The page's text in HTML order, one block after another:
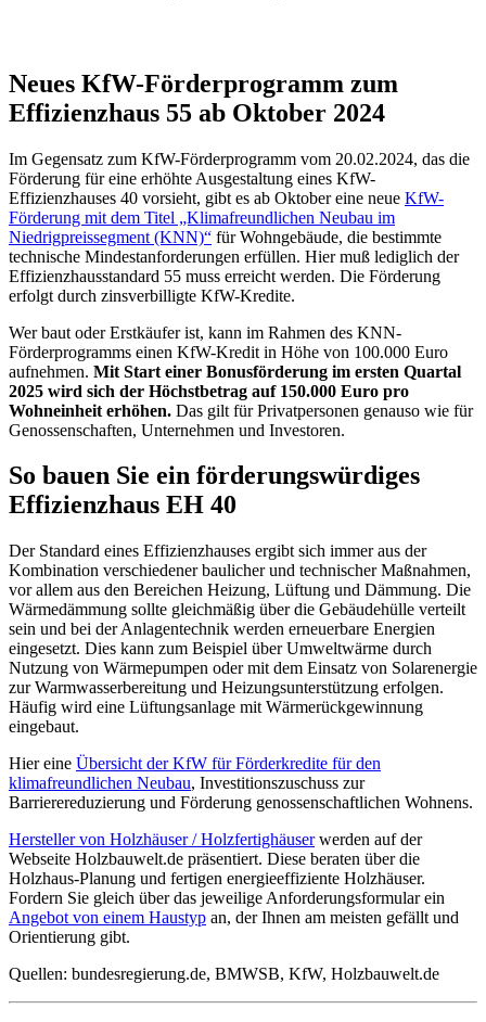
Neues KfW-Förderprogramm zum
Effizienzhaus 55 ab Oktober 2024
Im Gegensatz zum KfW-Förderprogramm vom 20.02.2024, das die
Förderung für eine erhöhte Ausgestaltung eines KfW-
Effizienzhauses 40 vorsieht, gibt es ab Oktober eine neue KfW-
Förderung mit dem Titel „Klimafreundlichen Neubau im
Niedrigpreissegment (KNN)“ für Wohngebäude, die bestimmte
technische Mindestanforderungen erfüllen. Hier muß lediglich der
Effizienzhausstandard 55 muss erreicht werden. Die Förderung
erfolgt durch zinsverbilligte KfW-Kredite.
Wer baut oder Erstkäufer ist, kann im Rahmen des KNN-
Förderprogramms einen KfW-Kredit in Höhe von 100.000 Euro
aufnehmen. Mit Start einer Bonusförderung im ersten Quartal
2025 wird sich der Höchstbetrag auf 150.000 Euro pro
Wohneinheit erhöhen. Das gilt für Privatpersonen genauso wie für
Genossenschaften, Unternehmen und Investoren.
So bauen Sie ein förderungswürdiges
Effizienzhaus EH 40
Der Standard eines Effizienzhauses ergibt sich immer aus der
Kombination verschiedener baulicher und technischer Maßnahmen,
vor allem aus den Bereichen Heizung, Lüftung und Dämmung. Die
Wärmedämmung sollte gleichmäßig über die Gebäudehülle verteilt
sein und bei der Anlagentechnik werden erneuerbare Energien
eingesetzt. Dies kann zum Beispiel über Umweltwärme durch
Nutzung von Wärmepumpen oder mit dem Einsatz von Solarenergie
zur Warmwasserbereitung und Heizungsunterstützung erfolgen.
Häufig wird eine Lüftungsanlage mit Wärmerückgewinnung
eingebaut.
Hier eine Übersicht der KfW für Förderkredite für den
klimafreundlichen Neubau, Investitionszuschuss zur
Barrierereduzierung und Förderung genossenschaftlichen Wohnens.
Hersteller von Holzhäuser / Holzfertighäuserwerden auf der
Webseite Holzbauwelt.de präsentiert. Diese beraten über die
Holzhaus-Planung und fertigen energieeffiziente Holzhäuser.
Fordern Sie gleich über das jeweilige Anforderungsformular ein
Angebot von einem Haustyp an, der Ihnen am meisten gefällt und
Orientierung gibt.
Quellen: bundesregierung.de, BMWSB, KfW, Holzbauwelt.de